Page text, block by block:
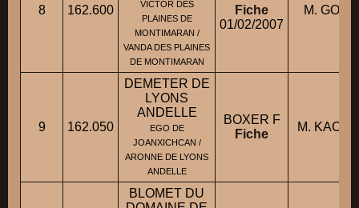
8 162.600
VICTOR DES
PLAINES DE
MONTIMARAN /
VANDA DES PLAINES
DE MONTIMARAN
Fiche
01/02/2007
M.
9 162.050
DEMETER DE
LYONS
ANDELLE
EGO DE
JOANXICHCAN /
ARONNE DE LYONS
ANDELLE
BOXER F
Fiche
M.
BLOMET DU